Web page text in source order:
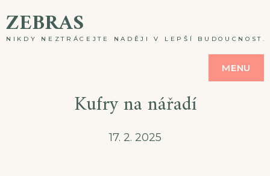
toZEBRAS
NIKDY NEZTRÁCEJTE NADĚJI V LEPŠÍ
MENU
Kufry na nářadí
17. 2. 2025